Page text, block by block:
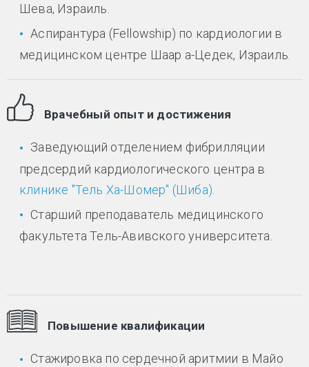
Шева, Израиль.
Аспирантура (Fellowship) по кардиологии в
медицинском центре Шаар а-Цедек, Израиль.
Врачебный опыт и достижения
Заведующий отделением фибрилляции
предсердий кардиологического центра в
клинике "Тель Ха-Шомер" (Шиба)
Старший преподаватель медицинского
факультета Тель-Авивского университета.
Повышение квалификации
Стажировка по сердечной аритмии в Майо